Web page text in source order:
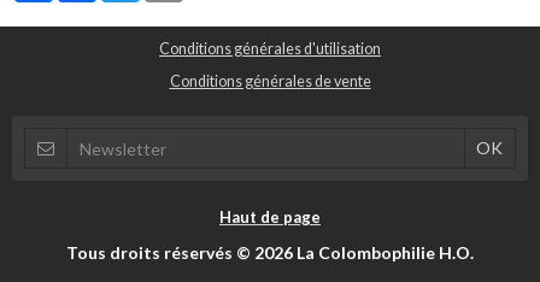
Conditions générales d'utilisation
Conditions générales de vente
Haut de page
Tous droits réservés © 2026 La Colombophilie H.O.